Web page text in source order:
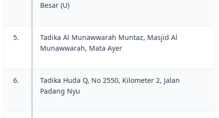
Besar (U)
5.
Tadika Al Munawwarah Muntaz, Masjid Al
Munawwarah, Mata Ayer
6.
Tadika Huda Q, No 2550, Kilometer 2, Jalan
Padang Nyu